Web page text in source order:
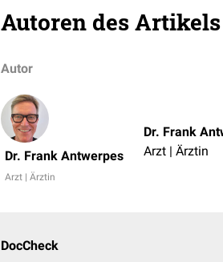
Autoren des Artikels
Autor
Dr. Frank Antwerpes
Arzt | Ärztin
Dr. Frank
Arzt | Ärztin
DocCheck